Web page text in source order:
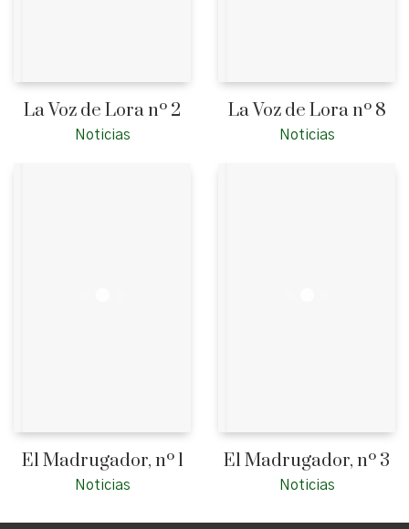
La Voz de Lora nº 2
Noticias
La Voz de Lora nº 8
Noticias
El Madrugador, nº 1
Noticias
El Madrugador, nº 3
Noticias